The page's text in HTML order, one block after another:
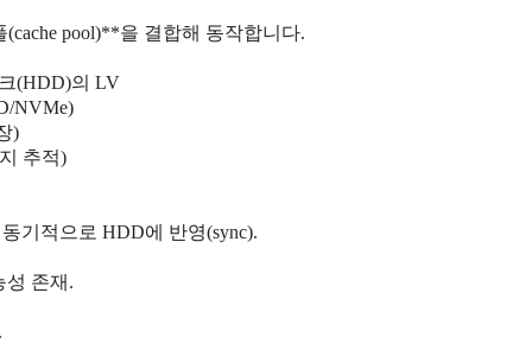
pool)**을 결합해 동작합니다.
(HDD)의 LV
NVMe)
)
추적)
기적으로 HDD에 반영(sync).
성 존재.